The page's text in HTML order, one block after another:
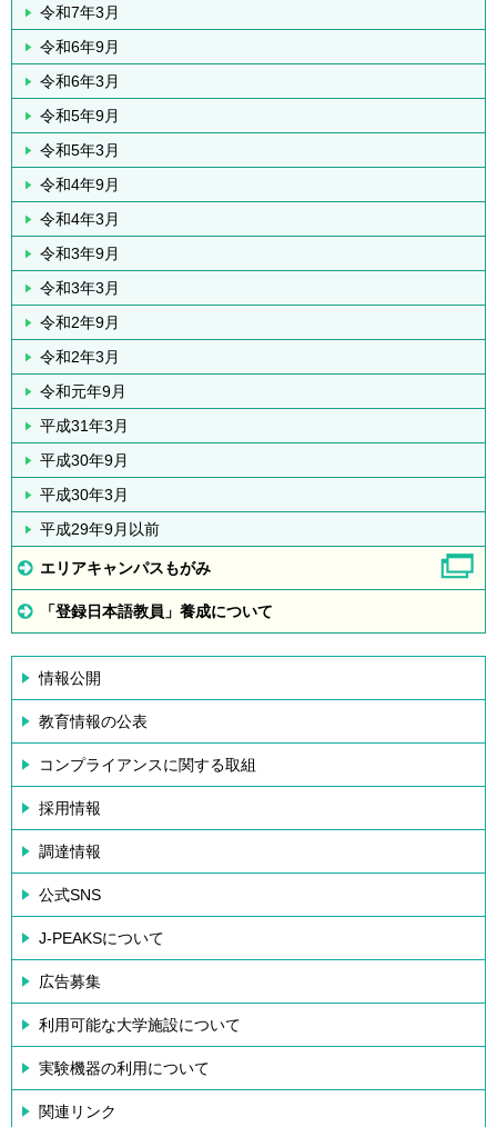
令和7年3月
令和6年9月
令和6年3月
令和5年9月
令和5年3月
令和4年9月
令和4年3月
令和3年9月
令和3年3月
令和2年9月
令和2年3月
令和元年9月
平成31年3月
平成30年9月
平成30年3月
平成29年9月以前
エリアキャンパスもがみ
「登録日本語教員」養成について
情報公開
教育情報の公表
コンプライアンスに関する取組
採用情報
調達情報
公式SNS
J-PEAKSについて
広告募集
利用可能な大学施設について
実験機器の利用について
関連リンク